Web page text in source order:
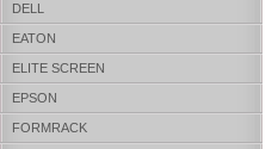
DELL
EATON
ELITE SCREEN
EPSON
FORMRACK